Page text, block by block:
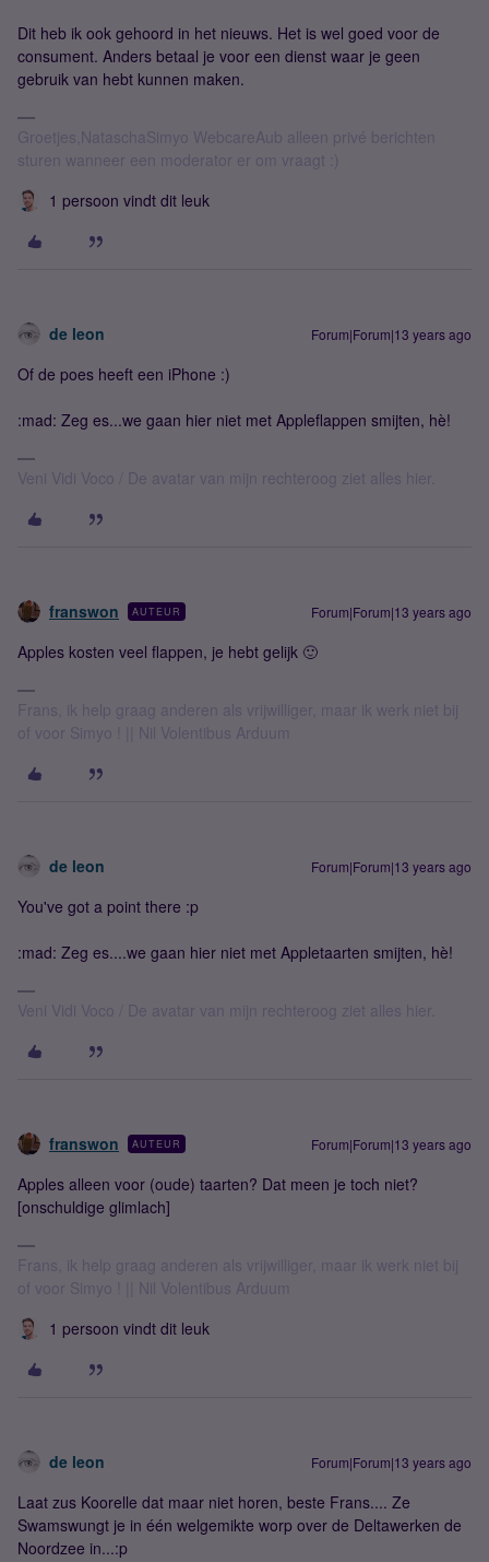
Dit heb ik ook gehoord in het nieuws. Het is wel goed voor de
consument. Anders betaal je voor een dienst waar je geen
gebruik van hebt kunnen maken.
Groetjes,NataschaSimyo WebcareAub alleen privé berichten
sturen wanneer een moderator er om vraagt :)
1 persoon vindt dit leuk
de leon Forum|Forum|13 years ago
Of de poes heeft een iPhone :)
:mad: Zeg es...we gaan hier niet met Appleflappen smijten, hè!
Veni Vidi Voco / De avatar van mijn rechteroog ziet alles hier.
franswon AUTEUR Forum|Forum|13 years ago
Apples kosten veel flappen, je hebt gelijk 🙂
Frans, ik help graag anderen als vrijwilliger, maar ik werk niet bij
of voor Simyo ! || Nil Volentibus Arduum
de leon Forum|Forum|13 years ago
You've got a point there :p
:mad: Zeg es....we gaan hier niet met Appletaarten smijten, hè!
Veni Vidi Voco / De avatar van mijn rechteroog ziet alles hier.
franswon AUTEUR Forum|Forum|13 years ago
Apples alleen voor (oude) taarten? Dat meen je toch niet?
[onschuldige glimlach]
Frans, ik help graag anderen als vrijwilliger, maar ik werk niet bij
of voor Simyo ! || Nil Volentibus Arduum
1 persoon vindt dit leuk
de leon Forum|Forum|13 years ago
Laat zus Koorelle dat maar niet horen, beste Frans.... Ze
Swamswungt je in één welgemikte worp over de Deltawerken de
Noordzee in...:p